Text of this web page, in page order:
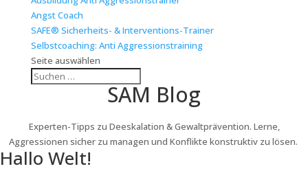
Angst Coach
SAFE® Sicherheits- & Interventions-Trainer
Selbstcoaching: Anti Aggressionstraining
Seite auswählen
SAM Blog
Experten-Tipps zu Deeskalation & Gewaltprävention. Lerne,
Aggressionen sicher zu managen und Konflikte konstruktiv zu lösen.
Hallo Welt!